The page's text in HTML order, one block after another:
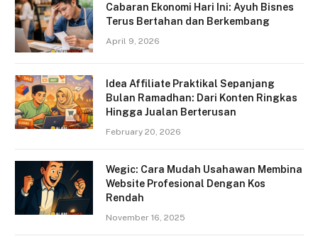
Cabaran Ekonomi Hari Ini: Ayuh Bisnes
Terus Bertahan dan Berkembang
April 9, 2026
Idea Affiliate Praktikal Sepanjang
Bulan Ramadhan: Dari Konten Ringkas
Hingga Jualan Berterusan
February 20, 2026
Wegic: Cara Mudah Usahawan Membina
Website Profesional Dengan Kos
Rendah
November 16, 2025